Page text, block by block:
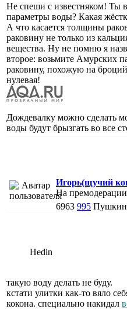
Не спеши с известняком! Ты
параметры воды? Какая
А что касается толщины
раковину не только из
вещества. Ну не помню я
второе: возьмите Амурских
раковину, похожую на
нулевая!
Дождевалку можно сделать
воды будут брызгать во все
Игорь(щучий
На премодерации
6963 995
Hedin
такую воду делать не буду.
кстати улитки как-то вяло
кокона. специально накидал